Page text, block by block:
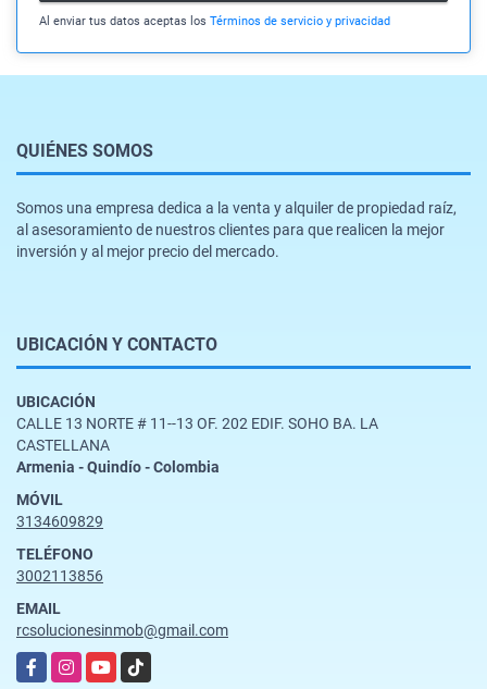
Al enviar tus datos aceptas los Términos de servicio y privacidad
QUIÉNES SOMOS
Somos una empresa dedica a la venta y alquiler de propiedad raíz,
al asesoramiento de nuestros clientes para que realicen la mejor
inversión y al mejor precio del mercado.
UBICACIÓN Y CONTACTO
UBICACIÓN
CALLE 13 NORTE # 11--13 OF. 202 EDIF. SOHO BA. LA
CASTELLANA
Armenia - Quindío - Colombia
MÓVIL
3134609829
TELÉFONO
3002113856
EMAIL
rcsolucionesinmob@gmail.com
FacebookInstagramYouTubeTikTok